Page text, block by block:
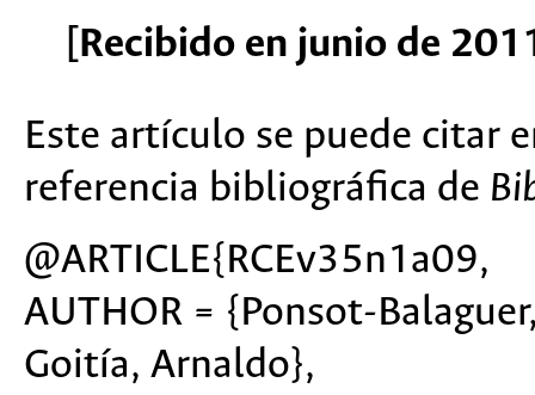
[Recibido en junio de
Este artículo se puede citar
referencia bibliográfica de
@ARTICLE{RCEv35n1a09,
AUTHOR = {Ponsot-
Goitía, Arnaldo},